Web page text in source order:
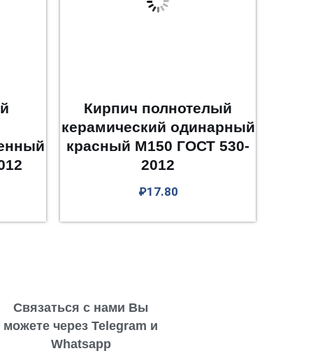
Кирпич полнотелый
керамический одинарный
красный М150 ГОСТ 530-
2012
₽17.80
Связаться с нами Вы
можете через Telegram и
Whatsapp